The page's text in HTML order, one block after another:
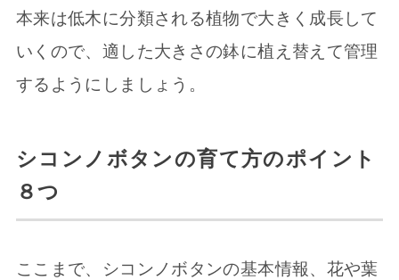
本来は低木に分類される植物で大きく成長して
いくので、適した大きさの鉢に植え替えて管理
するようにしましょう。
シコンノボタンの育て方のポイント
８つ
ここまで、シコンノボタンの基本情報、花や葉